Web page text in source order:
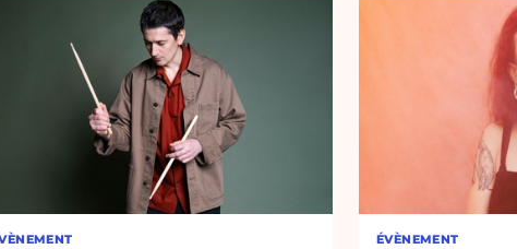
ÉVÈNEMENT